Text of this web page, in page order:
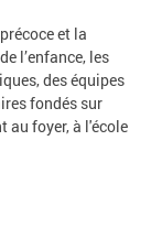
et la
l’enfance, les
des équipes
fondés sur
au foyer, à l'école